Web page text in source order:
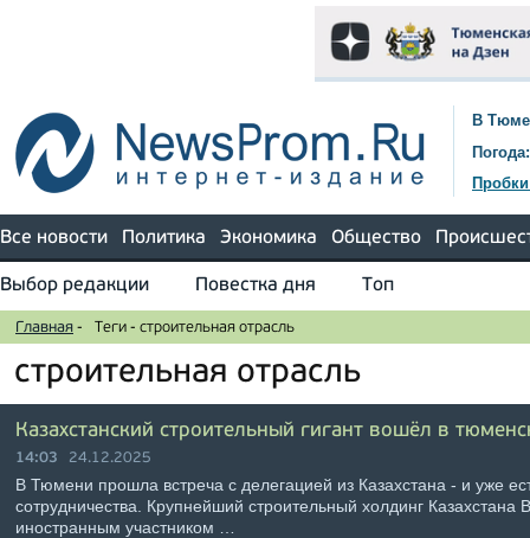
В
Погода:
Все новости Политика Экономика Общество
Выбор редакции Повестка дня Топ
Главная - Теги - строительная отрасль
строительная отрасль
Казахстанский строительный гигант вошёл в
14:03 24.12.2025
В Тюмени прошла встреча с делегацией из Казахстана - и уже
сотрудничества. Крупнейший строительный холдинг Казахстана
иностранным участником …